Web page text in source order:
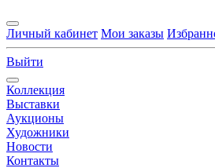
Личный кабинет Мои заказы
Выйти
Коллекция
Выставки
Аукционы
Художники
Новости
Контакты